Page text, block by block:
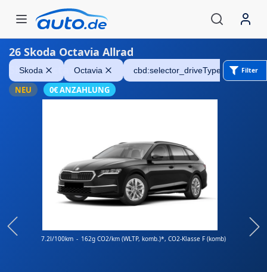
26 Skoda Octavia Allrad
Skoda Octavia Filter
Skoda Octavia
NEU 0€ ANZAHLUNG
7.2l/100km - 162g CO2/km (WLTP, komb.)*, CO2-Klasse F (komb)